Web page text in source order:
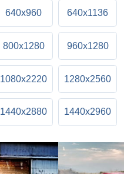
640x960 640x1136
800x1280 960x1280
1080x2220 1280x2560
1440x2880 1440x2960